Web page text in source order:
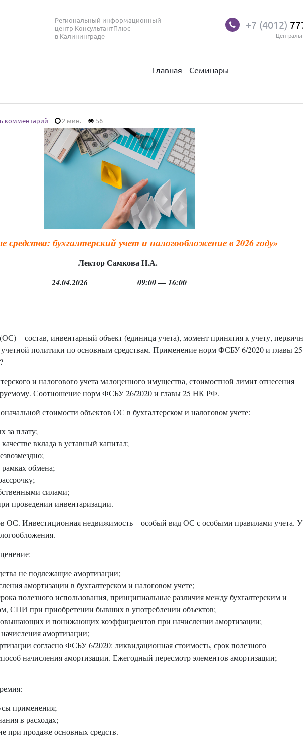
Региональный информационный
центр КонсультантПлюс
в Калининграде
+7 (4012)
Главная Семинары
комментарий 2 мин. 56
средства: бухгалтерский учет и налогообложение в 2026 году»
Лектор Самкова Н.А.
24.04.2026 09:00 — 16:00
– состав, инвентарный объект (единица учета), момент принятия к учету,
политики по основным средствам. Применение норм ФСБУ 6/2020 и главы
и налогового учета малоценного имущества, стоимостной лимит отнесения
Соотношение норм ФСБУ 26/2020 и главы 25 НК РФ.
стоимости объектов ОС в бухгалтерском и налоговом учете:
за плату;
вклада в уставный капитал;
обмена;
силами;
проведении инвентаризации.
ОС. Инвестиционная недвижимость – особый вид ОС с особыми правилами учета.
не подлежащие амортизации;
амортизации в бухгалтерском и налоговом учете;
полезного использования, принципиальные различия между бухгалтерским и
СПИ при приобретении бывших в употреблении объектов;
и понижающих коэффициентов при начислении амортизации;
амортизации;
согласно ФСБУ 6/2020: ликвидационная стоимость, срок полезного
начисления амортизации. Ежегодный пересмотр элементов амортизации;
применения;
в расходах;
при продаже основных средств.